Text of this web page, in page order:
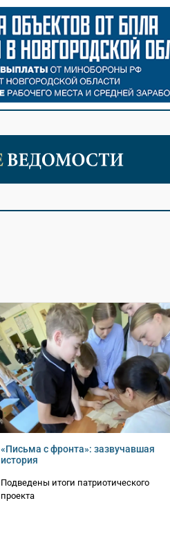
«Письма с фронта»: зазвучавшая
история
Подведены итоги патриотического
проекта